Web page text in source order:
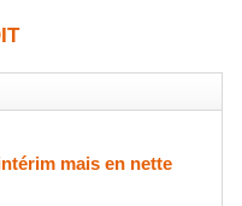
mais en nette